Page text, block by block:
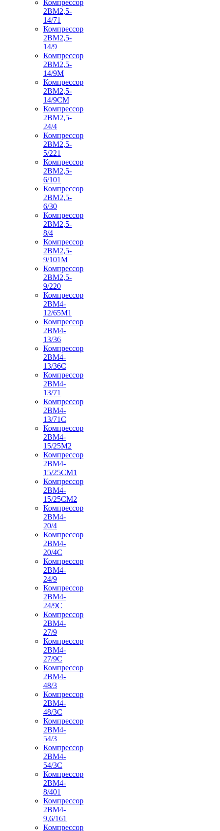
Компрессор
2ВМ2,5-
14/71
Компрессор
2ВМ2,5-
14/9
Компрессор
2ВМ2,5-
14/9М
Компрессор
2ВМ2,5-
14/9СМ
Компрессор
2ВМ2,5-
24/4
Компрессор
2ВМ2,5-
5/221
Компрессор
2ВМ2,5-
6/101
Компрессор
2ВМ2,5-
6/30
Компрессор
2ВМ2,5-
8/4
Компрессор
2ВМ2,5-
9/101М
Компрессор
2ВМ2,5-
9/220
Компрессор
2ВМ4-
12/65М1
Компрессор
2ВМ4-
13/36
Компрессор
2ВМ4-
13/36С
Компрессор
2ВМ4-
13/71
Компрессор
2ВМ4-
13/71С
Компрессор
2ВМ4-
15/25М2
Компрессор
2ВМ4-
15/25СМ1
Компрессор
2ВМ4-
15/25СМ2
Компрессор
2ВМ4-
20/4
Компрессор
2ВМ4-
20/4С
Компрессор
2ВМ4-
24/9
Компрессор
2ВМ4-
24/9С
Компрессор
2ВМ4-
27/9
Компрессор
2ВМ4-
27/9С
Компрессор
2ВМ4-
48/3
Компрессор
2ВМ4-
48/3С
Компрессор
2ВМ4-
54/3
Компрессор
2ВМ4-
54/3С
Компрессор
2ВМ4-
8/401
Компрессор
2ВМ4-
9,6/161
Компрессор